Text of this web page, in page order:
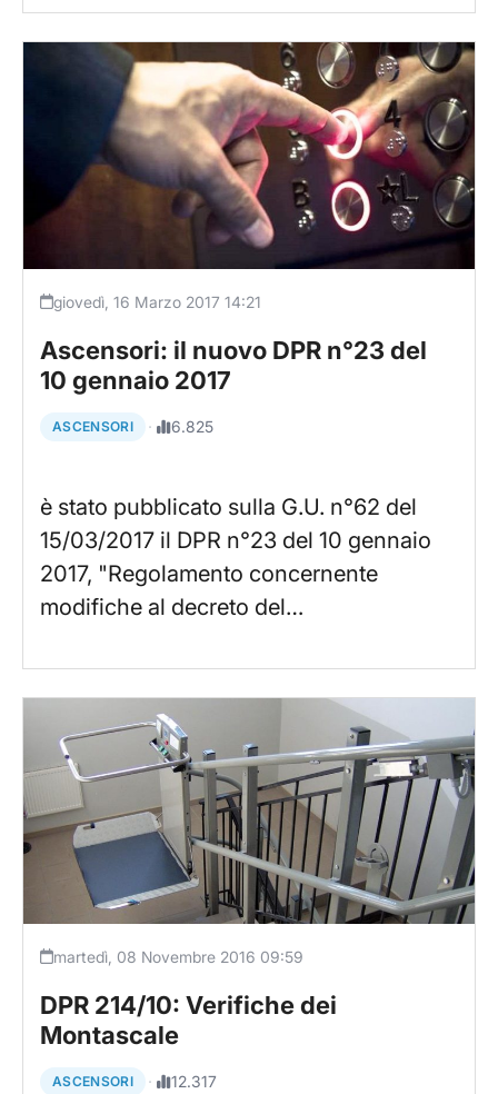
giovedì, 16 Marzo 2017 14:21
Ascensori: il nuovo DPR n°23 del
10 gennaio 2017
ASCENSORI · 6.825
è stato pubblicato sulla G.U. n°62 del
15/03/2017 il DPR n°23 del 10 gennaio
2017, "Regolamento concernente
modifiche al decreto del…
martedì, 08 Novembre 2016 09:59
DPR 214/10: Verifiche dei
Montascale
ASCENSORI · 12.317